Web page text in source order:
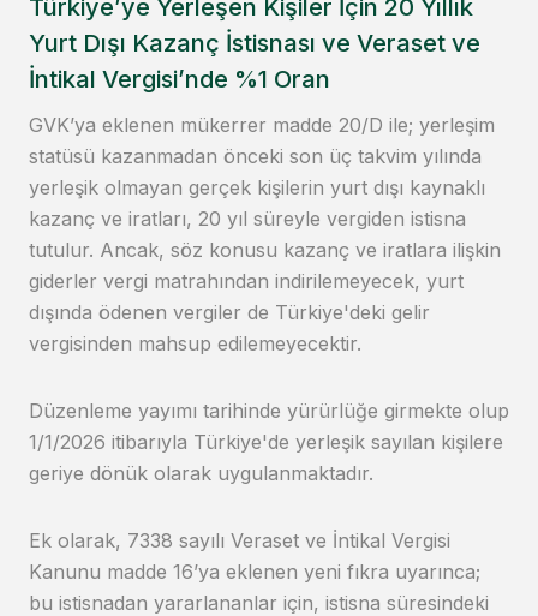
Türkiye’ye Yerleşen Kişiler İçin 20 Yıllık
Yurt Dışı Kazanç İstisnası ve Veraset ve
İntikal Vergisi’nde %1 Oran
GVK’ya eklenen mükerrer madde 20/D ile; yerleşim
statüsü kazanmadan önceki son üç takvim yılında
yerleşik olmayan gerçek kişilerin yurt dışı kaynaklı
kazanç ve iratları, 20 yıl süreyle vergiden istisna
tutulur. Ancak, söz konusu kazanç ve iratlara ilişkin
giderler vergi matrahından indirilemeyecek, yurt
dışında ödenen vergiler de Türkiye'deki gelir
vergisinden mahsup edilemeyecektir.
Düzenleme yayımı tarihinde yürürlüğe girmekte olup
1/1/2026 itibarıyla Türkiye'de yerleşik sayılan kişilere
geriye dönük olarak uygulanmaktadır.
Ek olarak, 7338 sayılı Veraset ve İntikal Vergisi
Kanunu madde 16’ya eklenen yeni fıkra uyarınca;
bu istisnadan yararlananlar için, istisna süresindeki